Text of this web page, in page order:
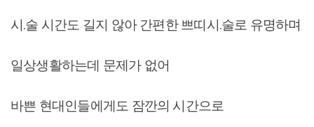
시.술 시간도 길지 않아 간편한 쁘띠시.술로 유명하며
일상생활하는데 문제가 없어
바쁜 현대인들에게도 잠깐의 시간으로